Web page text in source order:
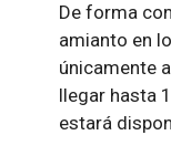
De forma
amianto en
únicamente
llegar hasta
estará